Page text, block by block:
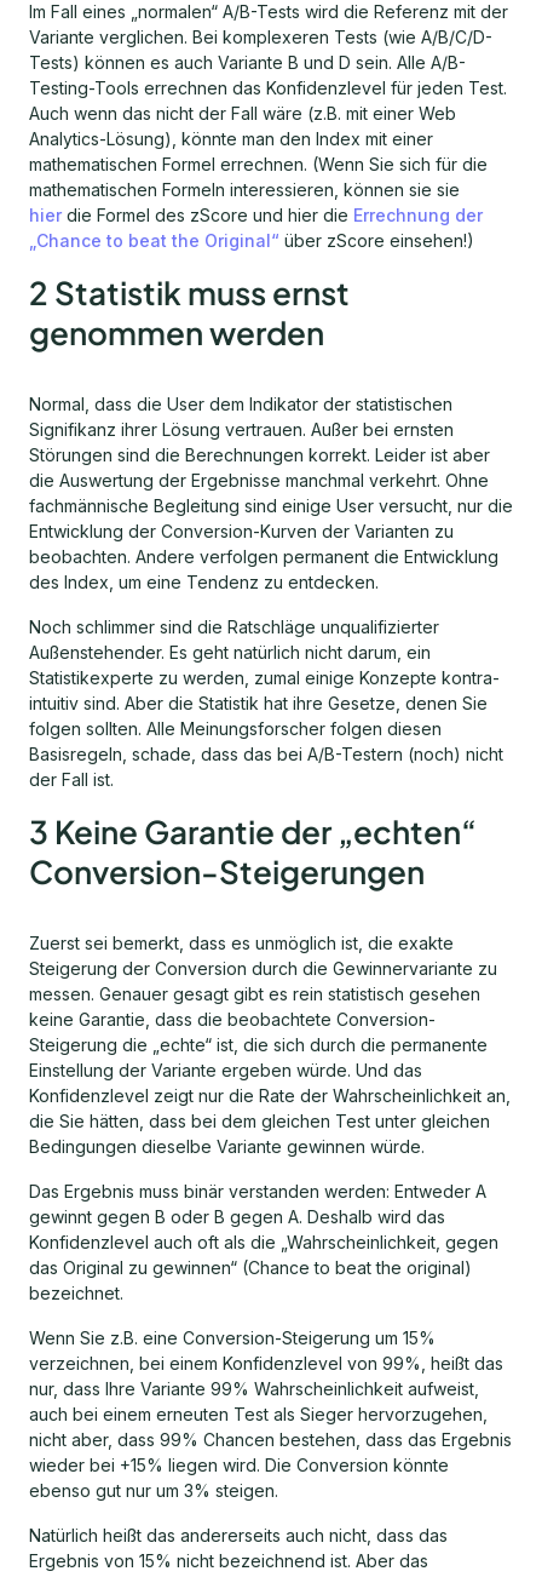
Im Fall eines „normalen“ A/B-Tests wird die Referenz mit der
Variante verglichen. Bei komplexeren Tests (wie A/B/C/D-
Tests) können es auch Variante B und D sein. Alle A/B-
Testing-Tools errechnen das Konfidenzlevel für jeden Test.
Auch wenn das nicht der Fall wäre (z.B. mit einer Web
Analytics-Lösung), könnte man den Index mit einer
mathematischen Formel errechnen. (Wenn Sie sich für die
mathematischen Formeln interessieren, können sie sie
hier die Formel des zScore und hier die Errechnung der
„Chance to beat the Original“ über zScore einsehen!)
2 Statistik muss ernst
genommen werden
Normal, dass die User dem Indikator der statistischen
Signifikanz ihrer Lösung vertrauen. Außer bei ernsten
Störungen sind die Berechnungen korrekt. Leider ist aber
die Auswertung der Ergebnisse manchmal verkehrt. Ohne
fachmännische Begleitung sind einige User versucht, nur die
Entwicklung der Conversion-Kurven der Varianten zu
beobachten. Andere verfolgen permanent die Entwicklung
des Index, um eine Tendenz zu entdecken.
Noch schlimmer sind die Ratschläge unqualifizierter
Außenstehender. Es geht natürlich nicht darum, ein
Statistikexperte zu werden, zumal einige Konzepte kontra-
intuitiv sind. Aber die Statistik hat ihre Gesetze, denen Sie
folgen sollten. Alle Meinungsforscher folgen diesen
Basisregeln, schade, dass das bei A/B-Testern (noch) nicht
der Fall ist.
3 Keine Garantie der „echten“
Conversion-Steigerungen
Zuerst sei bemerkt, dass es unmöglich ist, die exakte
Steigerung der Conversion durch die Gewinnervariante zu
messen. Genauer gesagt gibt es rein statistisch gesehen
keine Garantie, dass die beobachtete Conversion-
Steigerung die „echte“ ist, die sich durch die permanente
Einstellung der Variante ergeben würde. Und das
Konfidenzlevel zeigt nur die Rate der Wahrscheinlichkeit an,
die Sie hätten, dass bei dem gleichen Test unter gleichen
Bedingungen dieselbe Variante gewinnen würde.
Das Ergebnis muss binär verstanden werden: Entweder A
gewinnt gegen B oder B gegen A. Deshalb wird das
Konfidenzlevel auch oft als die „Wahrscheinlichkeit, gegen
das Original zu gewinnen“ (Chance to beat the original)
bezeichnet.
Wenn Sie z.B. eine Conversion-Steigerung um 15%
verzeichnen, bei einem Konfidenzlevel von 99%, heißt das
nur, dass Ihre Variante 99% Wahrscheinlichkeit aufweist,
auch bei einem erneuten Test als Sieger hervorzugehen,
nicht aber, dass 99% Chancen bestehen, dass das Ergebnis
wieder bei +15% liegen wird. Die Conversion könnte
ebenso gut nur um 3% steigen.
Natürlich heißt das andererseits auch nicht, dass das
Ergebnis von 15% nicht bezeichnend ist. Aber das